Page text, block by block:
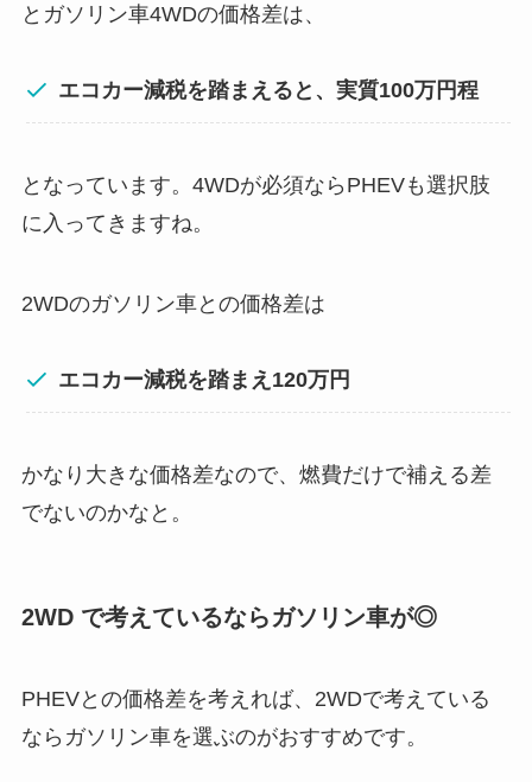
とガソリン車4WDの価格差は、
エコカー減税を踏まえると、実質100万円程
となっています。4WDが必須ならPHEVも選択肢
に入ってきますね。
2WDのガソリン車との価格差は
エコカー減税を踏まえ120万円
かなり大きな価格差なので、燃費だけで補える差
でないのかなと。
2WD で考えているならガソリン車が◎
PHEVとの価格差を考えれば、2WDで考えている
ならガソリン車を選ぶのがおすすめです。